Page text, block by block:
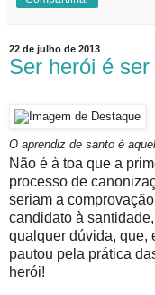
22 de julho de 2013
Ser herói é
O aprendiz de santo é
Não é à toa que a
processo de
seriam a
candidato à
qualquer dúvida, que,
pautou pela prática
herói!